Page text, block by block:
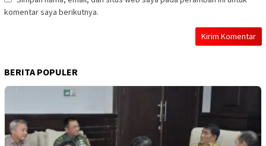
komentar saya berikutnya.
BERITA POPULER